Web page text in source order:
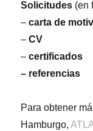
Solicitudes (en
–carta de
–CV
–certificados
– referencias
Para obtener
Hamburgo,